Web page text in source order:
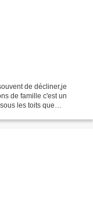
de décliner,je
de famille c'est un
les toits que